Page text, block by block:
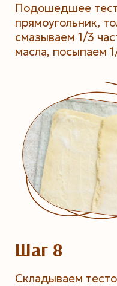
Подошедшее
прямоугольник,
смазываем 1/3
масла, посыпаем
Шаг 8
Складываем